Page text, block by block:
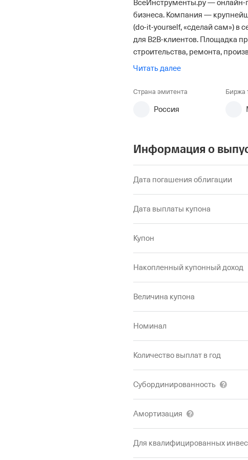
ВсеИнструменты.ру — онлайн-
бизнеса. Компания —
(do-it-yourself, «сделай сам») в
для B2B-клиентов. Площадка
строительства, ремонта,
Читать далее
Страна эмитента
Россия
Биржа
Информация о
Дата погашения облигации
Дата выплаты купона
Купон
Накопленный купонный доход
Величина купона
Номинал
Количество выплат в год
Субординированность
Амортизация
Для квалифицированных